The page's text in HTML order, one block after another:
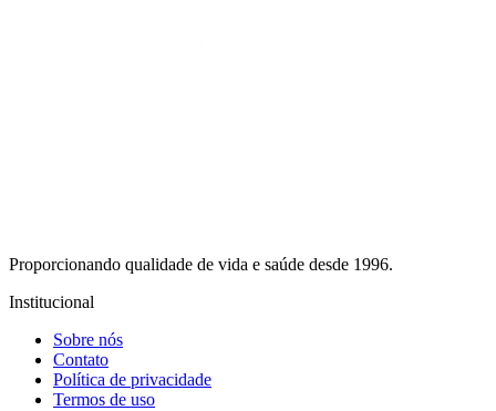
Proporcionando qualidade de vida e saúde desde 1996.
Institucional
Sobre nós
Contato
Política de privacidade
Termos de uso